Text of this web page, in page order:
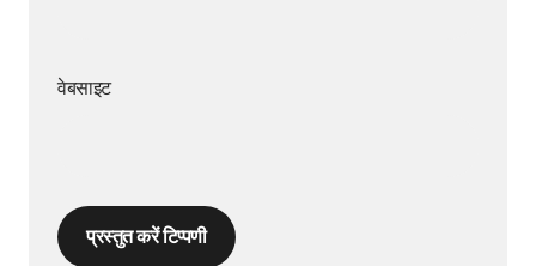
वेबसाइट
प्रस्तुत करें टिप्पणी